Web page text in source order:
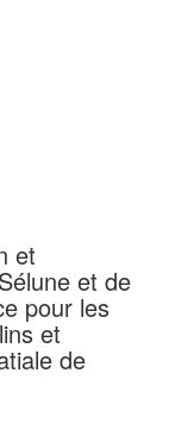
et
et de
pour les
et
de